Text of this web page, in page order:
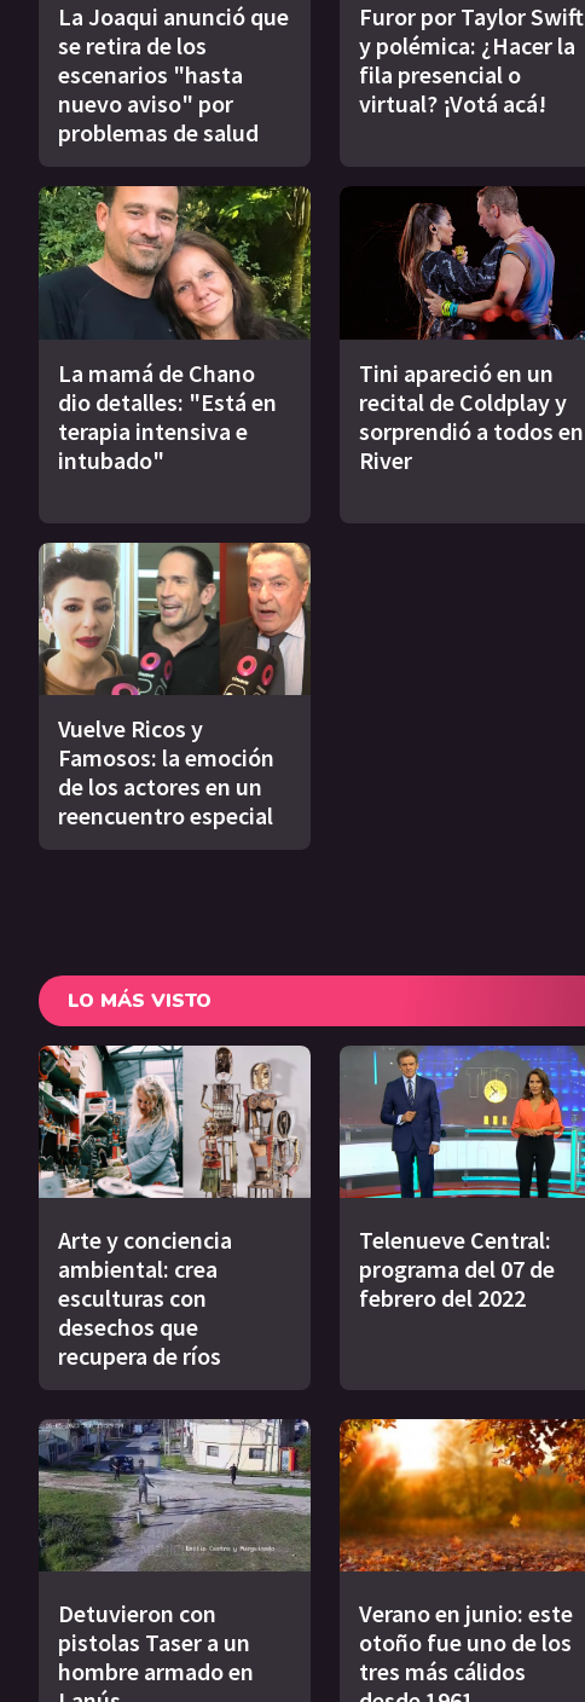
La Joaqui anunció que
se retira de los
escenarios "hasta
nuevo aviso" por
problemas de salud
Furor por Taylor Swift
y polémica: ¿Hacer la
fila presencial o
virtual? ¡Votá acá!
La mamá de Chano
dio detalles: "Está en
terapia intensiva e
intubado"
Tini apareció en un
recital de Coldplay y
sorprendió a todos en
River
Vuelve Ricos y
Famosos: la emoción
de los actores en un
reencuentro especial
LO MÁS VISTO
Arte y conciencia
ambiental: crea
esculturas con
desechos que
recupera de ríos
Telenueve Central:
programa del 07 de
febrero del 2022
Detuvieron con
pistolas Taser a un
hombre armado en
Verano en junio: este
otoño fue uno de los
tres más cálidos